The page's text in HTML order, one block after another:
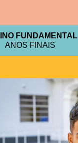
FUNDAMENTAL
ANOS FINAIS